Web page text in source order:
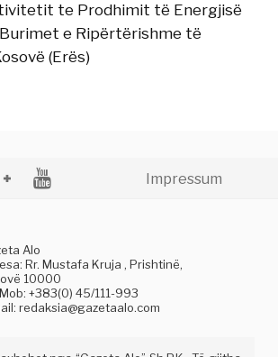
te Prodhimit të Energjisë
e Ripërtërishme të
(Erës)
Impressum
Alo
Rr. Mustafa Kruja , Prishtinë,
10000
+383(0) 45/111-993
redaksia@gazetaalo.com